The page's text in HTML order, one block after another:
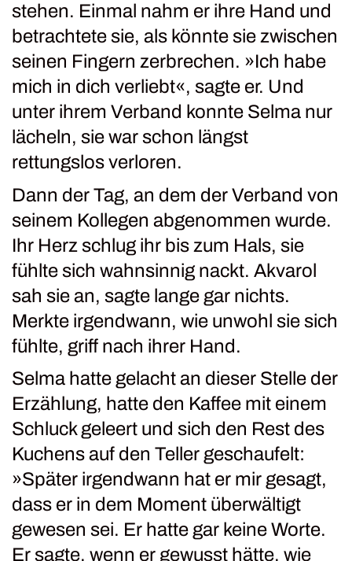
stehen. Einmal nahm er ihre Hand und
betrachtete sie, als könnte sie zwischen
seinen Fingern zerbrechen. »Ich habe
mich in dich verliebt«, sagte er. Und
unter ihrem Verband konnte Selma nur
lächeln, sie war schon längst
rettungslos verloren.
Dann der Tag, an dem der Verband von
seinem Kollegen abgenommen wurde.
Ihr Herz schlug ihr bis zum Hals, sie
fühlte sich wahnsinnig nackt. Akvarol
sah sie an, sagte lange gar nichts.
Merkte irgendwann, wie unwohl sie sich
fühlte, griff nach ihrer Hand.
Selma hatte gelacht an dieser Stelle der
Erzählung, hatte den Kaffee mit einem
Schluck geleert und sich den Rest des
Kuchens auf den Teller geschaufelt:
»Später irgendwann hat er mir gesagt,
dass er in dem Moment überwältigt
gewesen sei. Er hatte gar keine Worte.
Er sagte, wenn er gewusst hätte, wie